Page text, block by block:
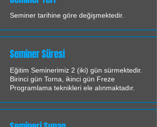
Seminer tarihine göre değişmektedir.
Seminer Süresi
Eğitim Seminerimiz 2 (iki) gün sürmektedir.
Birinci gün Torna, ikinci gün Freze
Programlama teknikleri ele alınmaktadır.